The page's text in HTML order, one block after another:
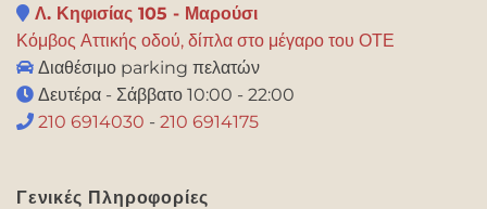
Λ. Κηφισίας 105 - Μαρούσι
Κόμβος Αττικής οδού, δίπλα στο μέγαρο του ΟΤΕ
Διαθέσιμο parking πελατών
Δευτέρα - Σάββατο 10:00 - 22:00
210 6914030 - 210 6914175
Γενικές Πληροφορίες